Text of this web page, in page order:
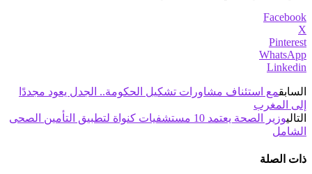
Facebook
X
Pinterest
WhatsApp
Linkedin
السابقمع استئناف مشاورات تشكيل الحكومة.. الجدل يعود مجددًا
إلى المغرب
التالي
وزير الصحة يعتمد 10 مستشفيات كنواة لتطبيق التأمين الصحى
الشامل
ذات الصلة